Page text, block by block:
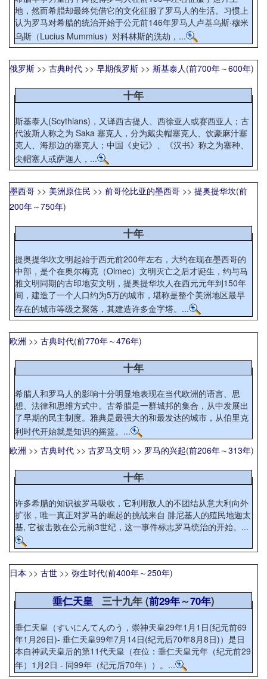
地，然而希腊却最终凭借它的文化征服了罗马人的生活。习惯上
认为罗马对希腊的统治开始于公元前146年罗马人卢基乌斯·穆米
乌斯（Lucius Mummius）对科林斯的洗劫，...
俄罗斯 >> 古典时代 >> 早期俄罗斯 >> 斯基泰人(前700年～600年)
十年
斯基泰人(Scythians)，又译西古提人、西徐亚人或赛西亚人；古
代波斯人称之为 Saka 塞克人，分为戴尖帽塞克人、饮豪麻汁塞
克人、海那边的塞克人；中国《史记》、《汉书》称之为塞种、
尖帽塞人或萨迦人，...
墨西哥 >> 美洲原住民 >> 前哥伦比亚的墨西哥 >> 提奥提华坎(前
200年～750年)
十年
提奥提华坎文明起始于西元前200年左右，大约在现在墨西哥的
中部，是个在奥尔梅克（Olmec）文明灭亡之后才诞生，约与马
雅文明同期的古印地安文明，提奥提华坎人在西元元年到150年
间，建造了一个人口约为5万的城市，堪称是整个美洲地区最早
存在的城市等级之聚落，其建造许多金字塔。...
欧洲 >> 古典时代(前770年～476年)
十年
希腊人和罗马人的影响十分明显地表现在当代欧洲的语言、思
想、法律和思维方式中。古希腊是一群城邦的集合，从中发展出
了早期的民主制度。雅典是最强大的和最发达的城市，从伯里克
利时代开始就是知识的摇篮。...
欧洲 >> 古典时代 >> 古罗马文明 >> 罗马的兴起(前206年～313年)
十年
许多希腊的知识被罗马吸收，它利用敌人的不团结从意大利向外
扩张，唯一真正对罗马的崛起的挑战来自 腓尼基人的殖民地迦太
基, 它被击败在公元前3世纪，这一事件标志罗马统治的开始。...
日本 >> 古世 >> 弥生时代(前400年～250年)
垂仁天皇三十九年 (前29年～70年)
垂仁天皇（すいにんてんのう，崇神天皇29年1月1日(纪元前69
年1月26日)- 垂仁天皇99年7月14日(纪元后70年8月8日)）是日
本自神武天皇后的第11代天皇（在位：垂仁天皇元年（纪元前29
年）1月2日 - 同99年（纪元后70年））。...